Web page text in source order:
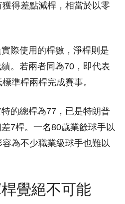
得差點減桿，相當於以零
際使用的桿數，淨桿則是
。若兩者同為70，即代表
準桿兩桿完成賽事。
的總桿為77，已是特朗普
7桿。一名80歲業餘球手以
為不少職業級球手也難以
覺絕不可能